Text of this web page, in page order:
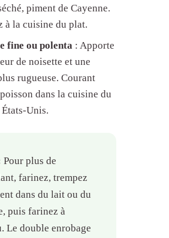
piment de Cayenne.
à la cuisine du plat.
fine ou polenta : Apporte
de noisette et une
rugueuse. Courant
dans la cuisine du
États-Unis.
Pour plus de
farinez, trempez
dans du lait ou du
puis farinez à
Le double enrobage